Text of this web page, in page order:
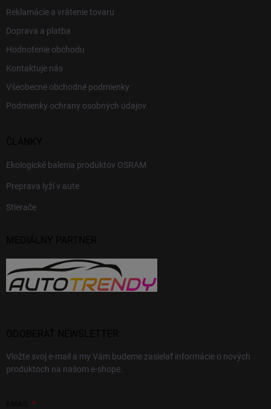
Reklamácie a vrátenie tovaru
Doprava a platba
Hodnotenie obchodu
Kontaktuje nás
Všeobecné obchodné podmienky
Podmienky ochrany osobných údajov
Ekologické balenia produktov OSRAM
Preprava lyží v aute
Stierače
Vložte svoj e-mail a my Vám budeme zasielať informácie o nových
produktoch na našom e-shope.